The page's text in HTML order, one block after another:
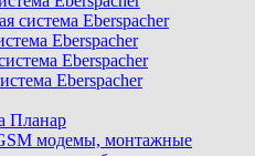
система Eberspacher
Eberspacher
Eberspacher
Eberspacher
Планар
модемы, монтажные